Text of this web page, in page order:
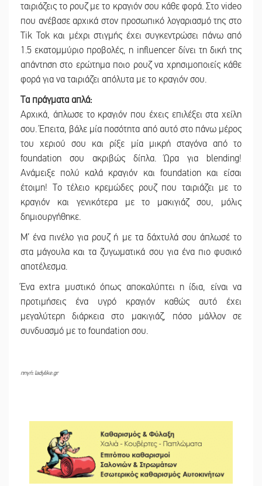
ταιριάζεις το ρουζ με το κραγιόν σου κάθε φορά. Στο video
που ανέβασε αρχικά στον προσωπικό λογαριασμό της στο
Tik Tok και μέχρι στιγμής έχει συγκεντρώσει πάνω από
1.5 εκατομμύριο προβολές, η influencer δίνει τη δική της
απάντηση στο ερώτημα ποιο ρουζ να χρησιμοποιείς κάθε
φορά για να ταιριάζει απόλυτα με το κραγιόν σου.
Τα πράγματα απλά:
Αρχικά, άπλωσε το κραγιόν που έχεις επιλέξει στα χείλη
σου. Έπειτα, βάλε μία ποσότητα από αυτό στο πάνω μέρος
του χεριού σου και ρίξε μία μικρή σταγόνα από το
foundation σου ακριβώς δίπλα. Ώρα για blending!
Ανάμειξε πολύ καλά κραγιόν και foundation και είσαι
έτοιμη! Το τέλειο κρεμώδες ρουζ που ταιριάζει με το
κραγιόν και γενικότερα με το μακιγιάζ σου, μόλις
δημιουργήθηκε.
Μ’ ένα πινέλο για ρουζ ή με τα δάχτυλά σου άπλωσέ το
στα μάγουλα και τα ζυγωματικά σου για ένα πιο φυσικό
αποτέλεσμα.
Ένα extra μυστικό όπως αποκαλύπτει η ίδια, είναι να
προτιμήσεις ένα υγρό κραγιόν καθώς αυτό έχει
μεγαλύτερη διάρκεια στο μακιγιάζ, πόσο μάλλον σε
συνδυασμό με το foundation σου.
πηγή: ladylike.gr